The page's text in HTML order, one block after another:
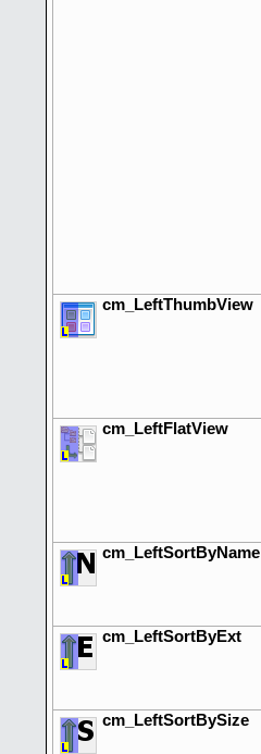
cm_LeftThumbView
cm_LeftFlatView
cm_LeftSortByName
cm_LeftSortByExt
cm_LeftSortBySize